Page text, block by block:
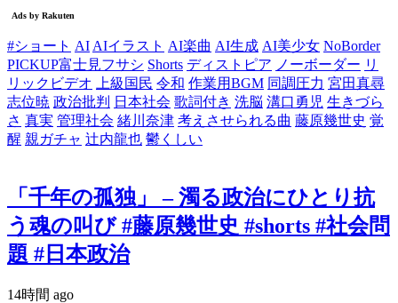
#ショート AI AIイラスト AI楽曲 AI生成 AI美少女 NoBorder
PICKUP富士見フサシ Shorts ディストピア ノーボーダー リ
リックビデオ
上級国民 令和 作業用BGM 同調圧力 宮田真尋
志位暁 政治批判 日本社会 歌詞付き 洗脳 溝口勇児 生きづら
さ 真実 管理社会 緒川奈津 考えさせられる曲 藤原幾世史 覚
醒 親ガチャ 辻内龍也 鬱くしい
「千年の孤独」 – 濁る政治にひとり抗
う魂の叫び #藤原幾世史 #shorts #社会問
題 #日本政治
14時間 ago